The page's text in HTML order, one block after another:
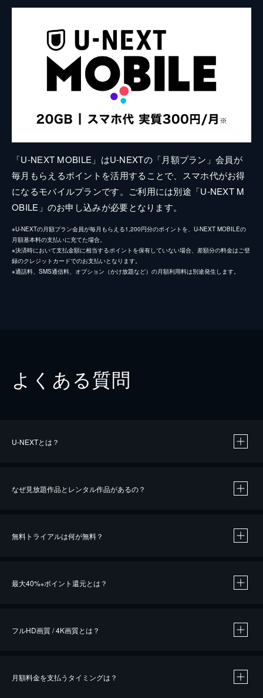
「U-NEXT MOBILE」はU-NEXTの「月額プラン」会員が
毎月もらえるポイントを活用することで、スマホ代がお得
になるモバイルプランです。ご利用には別途「U-NEXT M
OBILE」のお申し込みが必要となります。
※U-NEXTの月額プラン会員が毎月もらえる1,200円分のポイントを、U-NEXT MOBILEの
月額基本料の支払いに充てた場合。
※決済時において支払金額に相当するポイントを保有していない場合、差額分の料金はご登
録のクレジットカードでのお支払いとなります。
※通話料、SMS通信料、オプション（かけ放題など）の月額利用料は別途発生します。
よくある質問
U-NEXTとは？
なぜ見放題作品とレンタル作品があるの？
無料トライアルは何が無料？
最大40%※ポイント還元とは？
※40％ポイント還元の対象は、クレジットカード決済による作品の購入 / レンタルです。
フルHD画質 / 4K画質とは？
月額料金を支払うタイミングは？